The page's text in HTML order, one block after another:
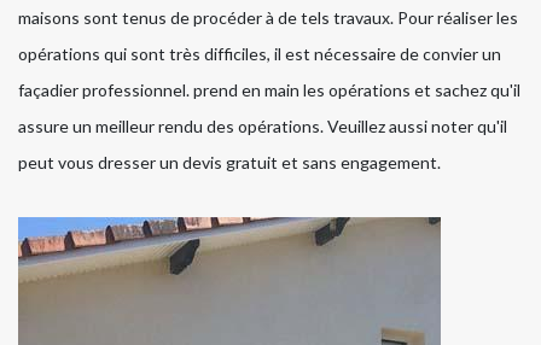
maisons sont tenus de procéder à de tels travaux. Pour réaliser les
opérations qui sont très difficiles, il est nécessaire de convier un
façadier professionnel. prend en main les opérations et sachez qu'il
assure un meilleur rendu des opérations. Veuillez aussi noter qu'il
peut vous dresser un devis gratuit et sans engagement.